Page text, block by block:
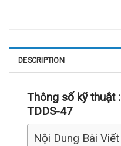
DESCRIPTION
Thông số kỹ thuật :
TDDS-47
Nội Dung Bài Viết